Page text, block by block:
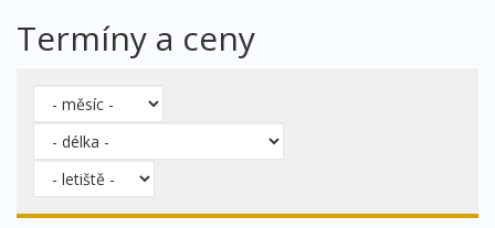
Termíny a ceny